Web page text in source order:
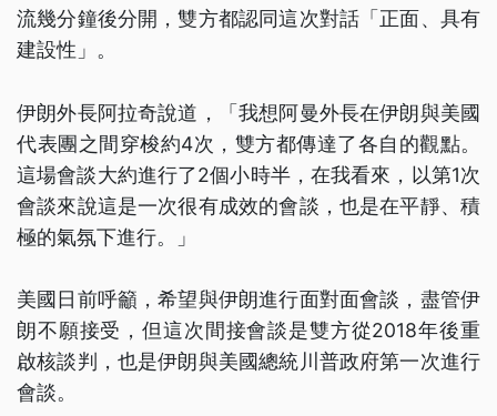
流幾分鐘後分開，雙方都認同這次對話「正面、具有
建設性」。
伊朗外長阿拉奇說道，「我想阿曼外長在伊朗與美國
代表團之間穿梭約4次，雙方都傳達了各自的觀點。
這場會談大約進行了2個小時半，在我看來，以第1次
會談來說這是一次很有成效的會談，也是在平靜、積
極的氣氛下進行。」
美國日前呼籲，希望與伊朗進行面對面會談，盡管伊
朗不願接受，但這次間接會談是雙方從2018年後重
啟核談判，也是伊朗與美國總統川普政府第一次進行
會談。